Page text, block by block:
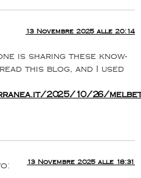
13 Novembre 2025 alle 20:14
is sharing these know-
this blog, and I used
2025/10/26/
13 Novembre 2025 alle 18:31